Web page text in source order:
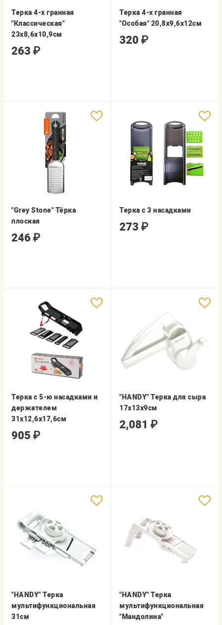
Терка 4-х гранная
"Классическая"
23х8,6х10,9см
263 ₽
Терка 4-х гранная
"Особая" 20,8х9,6х12см
320 ₽
"Grey Stone" Тёрка
плоская
246 ₽
Терка с 3 насадками
273 ₽
Терка с 5-ю насадками и
держателем
31х12,6х17,6см
905 ₽
"HANDY" Терка для сыра
17х13х9см
2,081 ₽
"HANDY" Терка
мультифункциональная
31см
"HANDY" Терка
мультифункциональная
"Мандолина"